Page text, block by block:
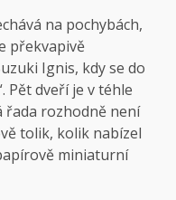
na pochybách,
překvapivě
Ignis, kdy se do
Pět dveří je v téhle
řada rozhodně není
tolik, kolik nabízel
miniaturní